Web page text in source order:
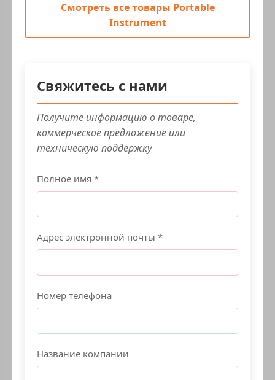
Смотреть все товары Portable
Instrument
Свяжитесь с нами
Получите информацию о товаре,
коммерческое предложение или
техническую поддержку
Полное имя *
Адрес электронной почты *
Номер телефона
Название компании